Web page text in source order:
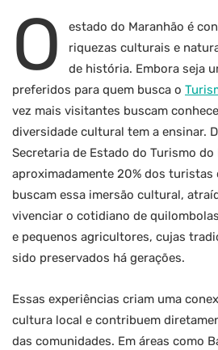
O
estado do Maranhão é
riquezas culturais e
de história. Embora seja
preferidos para quem busca o
vez mais visitantes buscam
diversidade cultural tem a ensinar.
Secretaria de Estado do Turismo do
aproximadamente 20% dos turistas
buscam essa imersão cultural,
vivenciar o cotidiano de
e pequenos agricultores, cujas
sido preservados há gerações.
Essas experiências criam uma
cultura local e contribuem
das comunidades. Em áreas como